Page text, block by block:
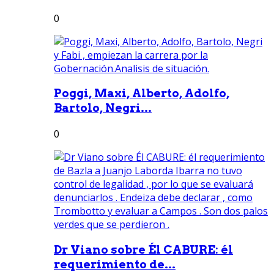
0
Poggi, Maxi, Alberto, Adolfo,
Bartolo, Negri...
0
Dr Viano sobre Él CABURE: él
requerimiento de...